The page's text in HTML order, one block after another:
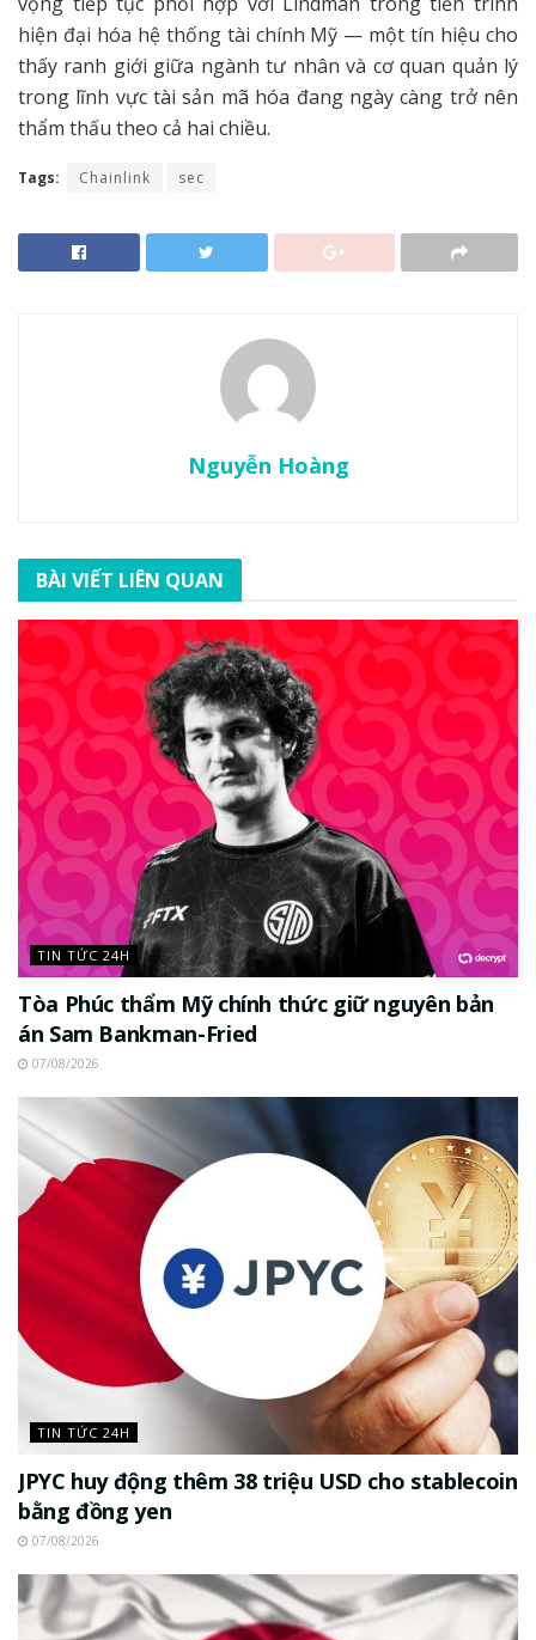
hiện đại hóa hệ thống tài chính Mỹ — một tín hiệu cho
thấy ranh giới giữa ngành tư nhân và cơ quan quản lý
trong lĩnh vực tài sản mã hóa đang ngày càng trở nên
thẩm thấu theo cả hai chiều.
Tags: Chainlink sec
Nguyễn Hoàng
BÀI VIẾT LIÊN QUAN
TIN TỨC 24H
Tòa Phúc thẩm Mỹ chính thức giữ nguyên bản
án Sam Bankman-Fried
07/08/2026
TIN TỨC 24H
JPYC huy động thêm 38 triệu USD cho stablecoin
bằng đồng yen
07/08/2026